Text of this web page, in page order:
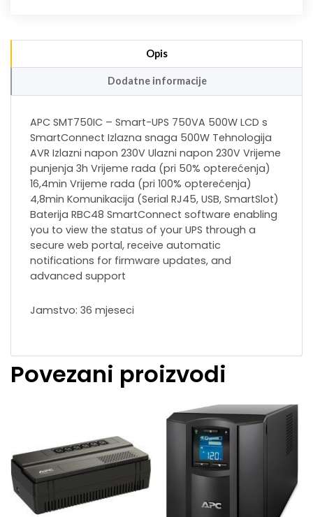
Opis
Dodatne informacije
APC SMT750IC – Smart-UPS 750VA 500W LCD s
SmartConnect Izlazna snaga 500W Tehnologija
AVR Izlazni napon 230V Ulazni napon 230V Vrijeme
punjenja 3h Vrijeme rada (pri 50% opterećenja)
16,4min Vrijeme rada (pri 100% opterećenja)
4,8min Komunikacija (Serial RJ45, USB, SmartSlot)
Baterija RBC48 SmartConnect software enabling
you to view the status of your UPS through a
secure web portal, receive automatic
notifications for firmware updates, and
advanced support
Jamstvo: 36 mjeseci
Povezani proizvodi